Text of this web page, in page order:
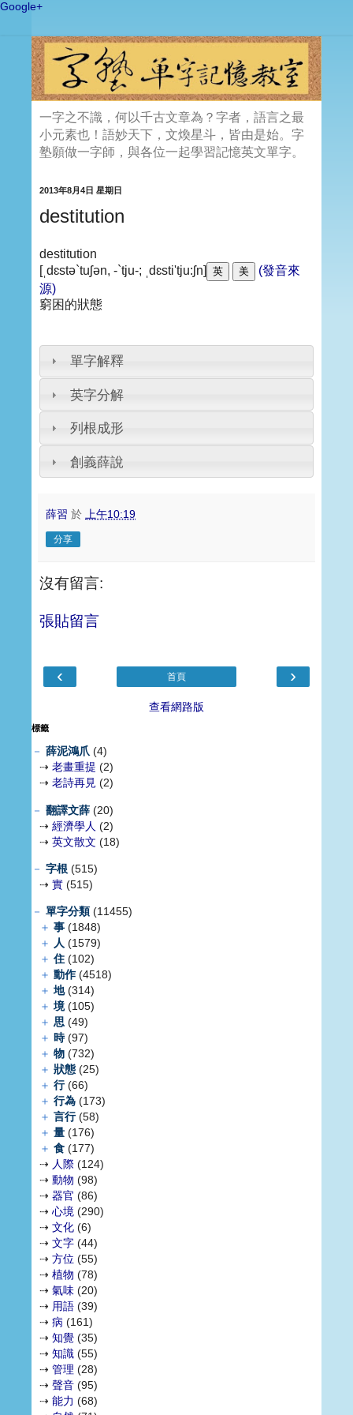
Google+
一字之不識，何以千古文章為？字者，語言之最
小元素也！語妙天下，文煥星斗，皆由是始。字
塾願做一字師，與各位一起學習記憶英文單字。
2013年8月4日 星期日
destitution
destitution
[ˌdɛstə`tuʃən, -`tju-; ˌdɛsti'tju:ʃn]
(發音來
源)
窮困的狀態
單字解釋
英字分解
列根成形
創義薛說
薛習 於 上午10:19
分享
沒有留言:
張貼留言
‹ ›
首頁
查看網路版
標籤
－ 薛泥鴻爪 (4)
⇢ 老畫重提 (2)
⇢ 老詩再見 (2)
－ 翻譯文薛 (20)
⇢ 經濟學人 (2)
⇢ 英文散文 (18)
－ 字根 (515)
⇢ 實 (515)
－ 單字分類(11455)
＋ 事 (1848)
＋ 人 (1579)
＋ 住 (102)
＋ 動作(4518)
＋ 地(314)
＋ 境(105)
＋ 思 (49)
＋ 時(97)
＋ 物 (732)
＋ 狀態 (25)
＋ 行(66)
＋ 行為 (173)
＋ 言行(58)
＋ 量 (176)
＋ 食 (177)
⇢ 人際 (124)
⇢ 動物 (98)
⇢ 器官 (86)
⇢ 心境 (290)
⇢ 文化 (6)
⇢ 文字 (44)
⇢ 方位 (55)
⇢ 植物 (78)
⇢ 氣味 (20)
⇢ 用語 (39)
⇢ 病 (161)
⇢ 知覺 (35)
⇢ 知識 (55)
⇢ 管理 (28)
⇢ 聲音 (95)
⇢ 能力 (68)